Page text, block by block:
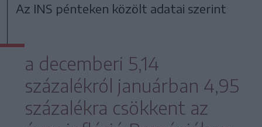
Az INS pénteken közölt adatai szerint
a decemberi 5,14
százalékról januárban 4,95
százalékra csökkent az